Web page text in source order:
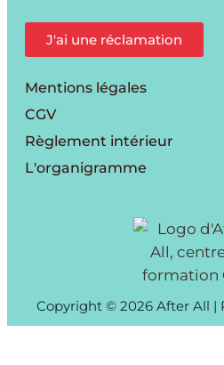
J'ai une réclamation
Mentions légales
CGV
Règlement intérieur
L'organigramme
Copyright © 2026 After All |